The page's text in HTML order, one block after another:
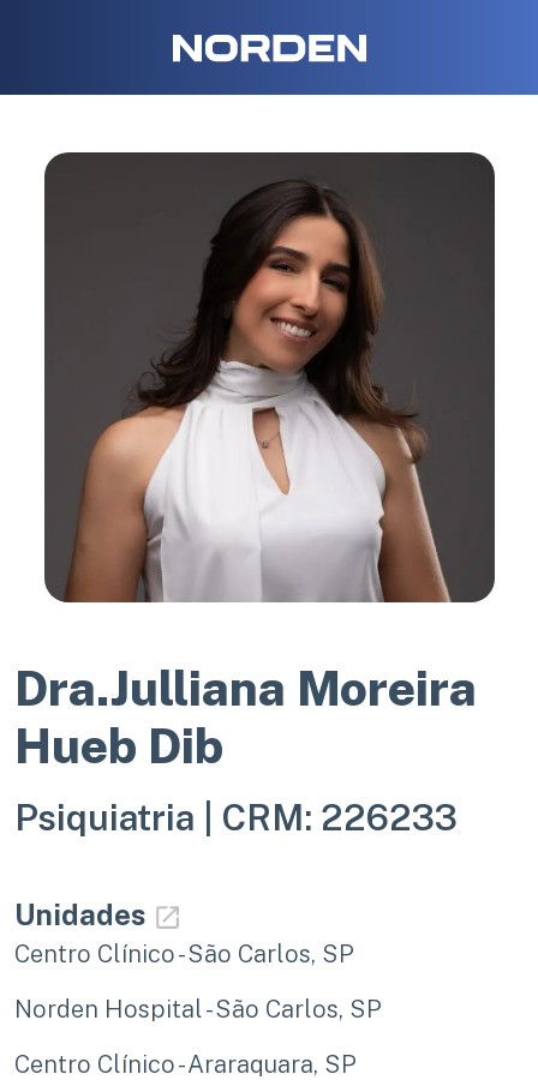
Dra.Julliana Moreira
Hueb Dib
Psiquiatria | CRM: 226233
Unidades
Centro Clínico - São Carlos, SP
Norden Hospital - São Carlos, SP
Centro Clínico - Araraquara, SP